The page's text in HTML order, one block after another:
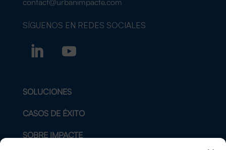
SÍGUENOS EN REDES SOCIALES
SOLUCIONES
CASOS DE ÉXITO
SOBRE IMPACTE